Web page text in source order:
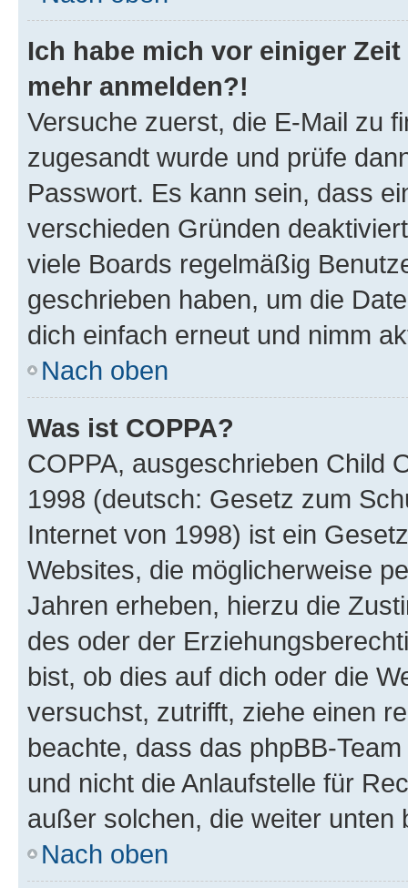
Ich habe mich vor einiger
mehr anmelden?!
Versuche zuerst, die E-Mail zu
zugesandt wurde und prüfe
Passwort. Es kann sein, dass
verschieden Gründen
viele Boards regelmäßig
geschrieben haben, um die
dich einfach erneut und nimm
Nach oben
Was ist COPPA?
COPPA, ausgeschrieben Child
1998 (deutsch: Gesetz zum
Internet von 1998) ist ein
Websites, die möglicherweise
Jahren erheben, hierzu die
des oder der
bist, ob dies auf dich oder die
versuchst, zutrifft, ziehe einen
beachte, dass das phpBB-
und nicht die Anlaufstelle für
außer solchen, die weiter unten
Nach oben